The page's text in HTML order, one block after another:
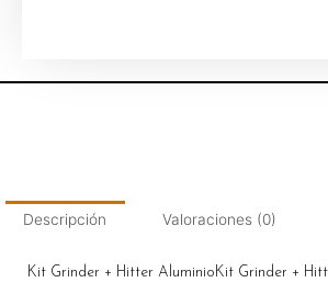
Descripción Valoraciones (0)
Kit Grinder + Hitter AluminioKit Grinder +